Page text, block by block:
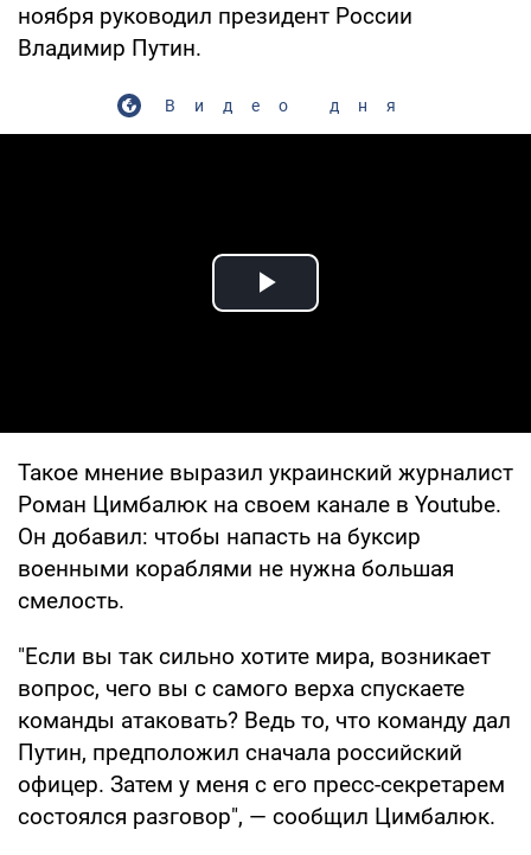
ноября руководил президент России
Владимир Путин.
Видео дня
Play Video
Такое мнение выразил украинский журналист
Роман Цимбалюк на своем канале в Youtube.
Он добавил: чтобы напасть на буксир
военными кораблями не нужна большая
смелость.
"Если вы так сильно хотите мира, возникает
вопрос, чего вы с самого верха спускаете
команды атаковать? Ведь то, что команду дал
Путин, предположил сначала российский
офицер. Затем у меня с его пресс-секретарем
состоялся разговор", — сообщил Цимбалюк.